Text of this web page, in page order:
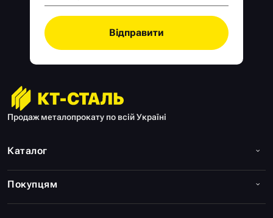
Продаж металопрокату по всій Україні
Каталог
Покупцям
Відправити